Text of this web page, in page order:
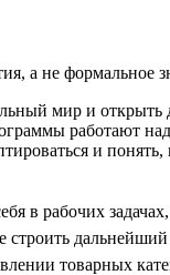
а не формальное
мир и открыть
работают
и
в рабочих задачах,
строить дальнейший
товарных